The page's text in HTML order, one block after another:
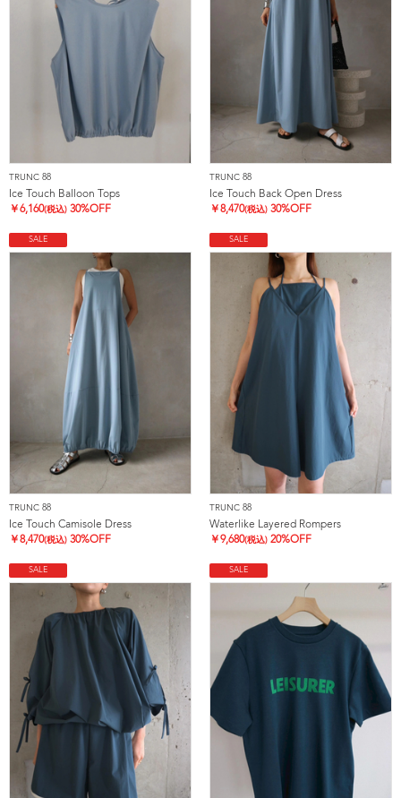
TRUNC 88
Ice Touch Balloon Tops
￥6,160(税込) 30%OFF
TRUNC 88
Ice Touch Back Open Dress
￥8,470(税込) 30%OFF
SALE
TRUNC 88
Ice Touch Camisole Dress
￥8,470(税込) 30%OFF
SALE
TRUNC 88
Waterlike Layered Rompers
￥9,680(税込) 20%OFF
SALE SALE